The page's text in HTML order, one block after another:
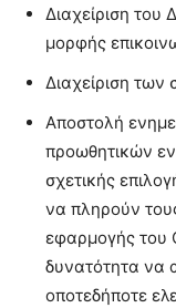
Διαχείριση του
μορφής
Διαχείριση
Αποστολή
προωθητικών
σχετικής
να πληρούν
εφαρμογής του
δυνατότητα να
οποτεδήποτε